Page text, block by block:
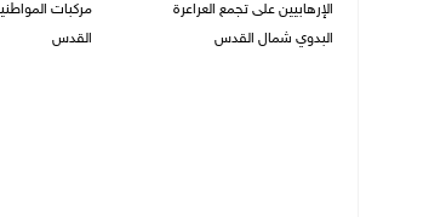
الإرهابيين على تجمع العراعرة
البدوي شمال القدس
مركبات
القدس